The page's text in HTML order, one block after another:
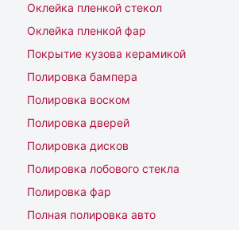
Оклейка пленкой стекол
Оклейка пленкой фар
Покрытие кузова керамикой
Полировка бампера
Полировка воском
Полировка дверей
Полировка дисков
Полировка лобового стекла
Полировка фар
Полная полировка авто